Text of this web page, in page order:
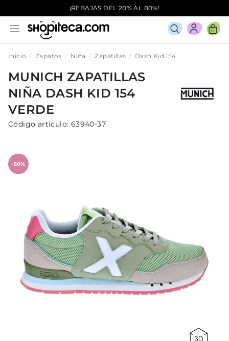
¡REBAJAS DEL 20% AL 80%!
0
Inicio Zapatos Niña Zapatillas Dash Kid 154
MUNICH ZAPATILLAS
NIÑA DASH KID 154
VERDE
Código artículo: 63940-37
-50%